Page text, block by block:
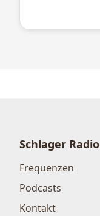
Schlager Radio
Frequenzen
Podcasts
Kontakt